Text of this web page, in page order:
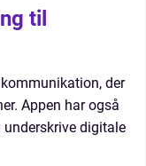
til
der
Appen har også
digitale